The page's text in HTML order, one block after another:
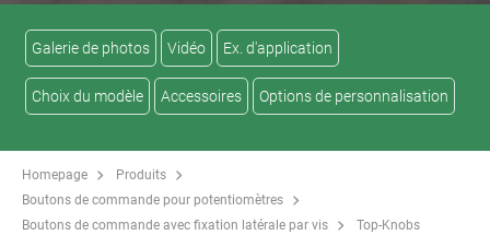
Galerie de photos Vidéo Ex. d'application
Choix du modèle Accessoires Options de personnalisation
Homepage
Produits
Boutons de commande pour potentiomètres
Boutons de commande avec fixation latérale par vis
Top-Knobs